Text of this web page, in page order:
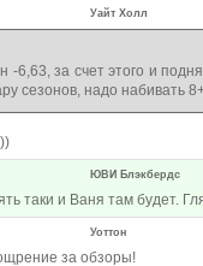
Уайт Холл
6,63, за счет этого и
сезонов, надо набивать
ЮВИ Блэкбердс
таки и Ваня там будет.
Уоттон
за обзоры!